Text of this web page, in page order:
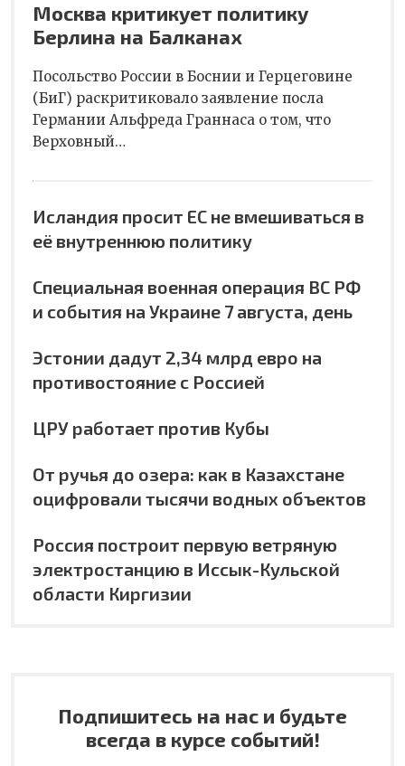
Москва критикует политику
Берлина на Балканах
Посольство России в Боснии и Герцеговине
(БиГ) раскритиковало заявление посла
Германии Альфреда Граннаса о том, что
Верховный…
Исландия просит ЕС не вмешиваться в
её внутреннюю политику
Специальная военная операция ВС РФ
и события на Украине 7 августа, день
Эстонии дадут 2,34 млрд евро на
противостояние с Россией
ЦРУ работает против Кубы
От ручья до озера: как в Казахстане
оцифровали тысячи водных объектов
Россия построит первую ветряную
электростанцию в Иссык-Кульской
области Киргизии
Подпишитесь на нас и будьте
всегда в курсе событий!